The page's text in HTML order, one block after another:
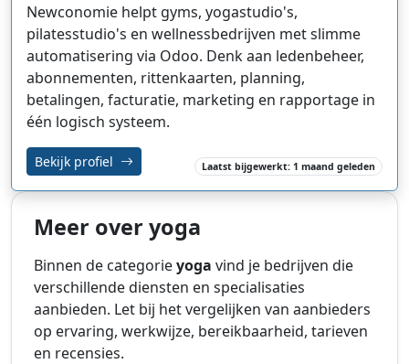
Newconomie helpt gyms, yogastudio's,
pilatesstudio's en wellnessbedrijven met slimme
automatisering via Odoo. Denk aan ledenbeheer,
abonnementen, rittenkaarten, planning,
betalingen, facturatie, marketing en rapportage in
één logisch systeem.
Bekijk profiel Laatst bijgewerkt: 1 maand geleden
Meer over yoga
Binnen de categorieyoga vind je bedrijven die
verschillende diensten en specialisaties
aanbieden. Let bij het vergelijken van aanbieders
op ervaring, werkwijze, bereikbaarheid, tarieven
en recensies.